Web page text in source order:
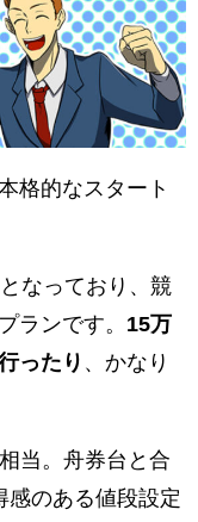
格的なスタート
なっており、競
ランです。 15万
ったり 、かなり
当。舟券台と合
感のある値段設定